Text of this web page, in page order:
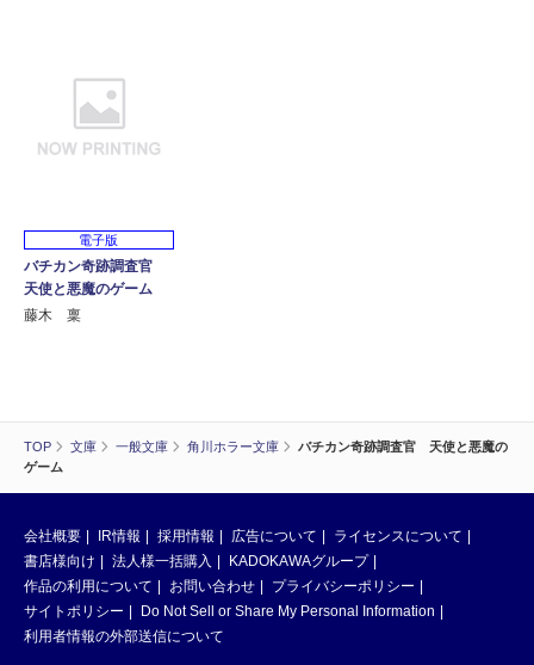
TOP 文庫 一般文庫 角川ホラー文庫
バチカン奇跡調査官 天使と悪魔の
ゲーム
電子版
バチカン奇跡調査官
天使と悪魔のゲーム
藤木 稟
会社概要 IR情報 採用情報 広告について
ライセンスについて
書店様向け
法人様一括購入
KADOKAWAグループ
作品の利用について
お問い合わせ
プライバシーポリシー
サイトポリシー
Do Not Sell or Share My Personal Information
利用者情報の外部送信について